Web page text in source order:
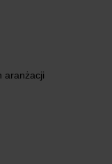
aranżacji